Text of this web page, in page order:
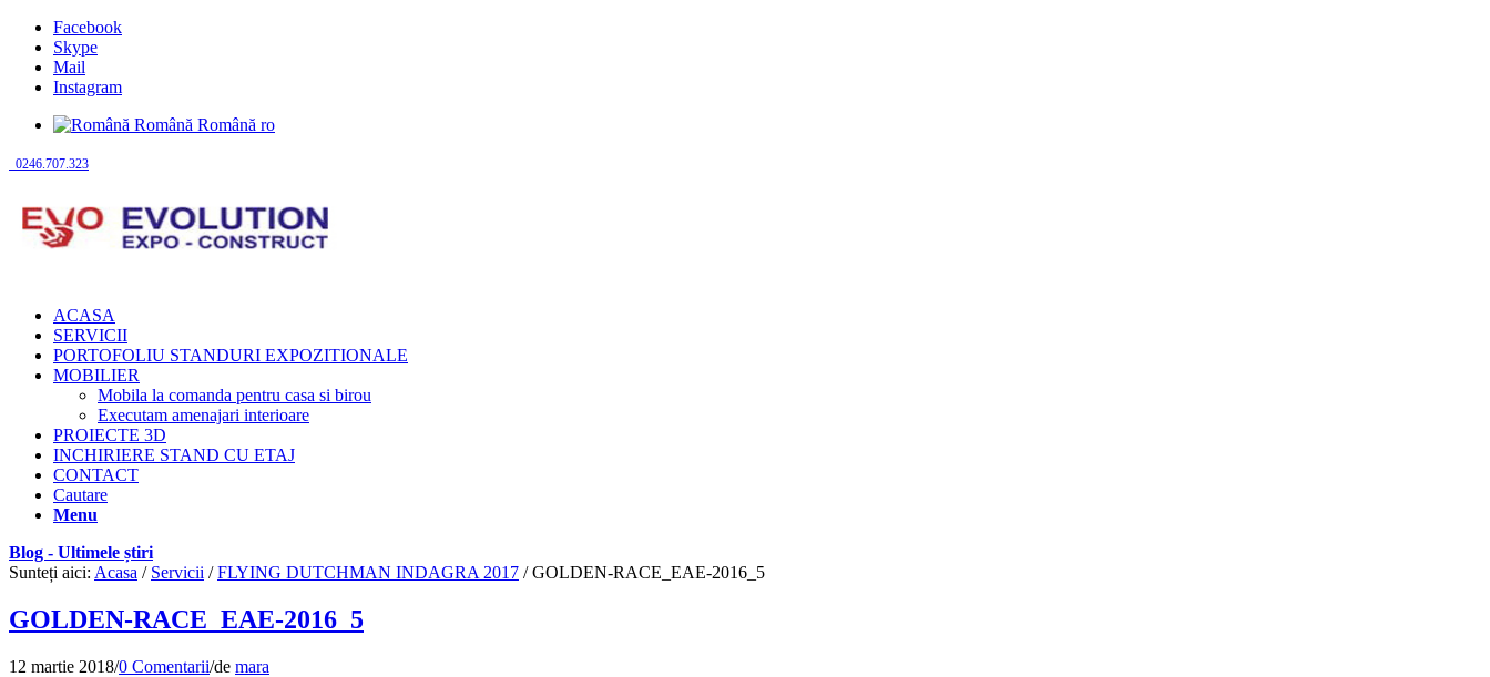
Facebook
Skype
Mail
Instagram
Română Română ro
0246.707.323
ACASA
SERVICII
PORTOFOLIU STANDURI EXPOZITIONALE
MOBILIER
Mobila la comanda pentru casa si birou
Executam amenajari interioare
PROIECTE 3D
INCHIRIERE STAND CU ETAJ
CONTACT
Cautare
Menu
Blog - Ultimele știri
Sunteți aici: Acasa / Servicii / FLYING DUTCHMAN INDAGRA 2017 / GOLDEN-RACE_EAE-2016_5
GOLDEN-RACE_EAE-2016_5
12 martie 2018/0 Comentarii/de mara